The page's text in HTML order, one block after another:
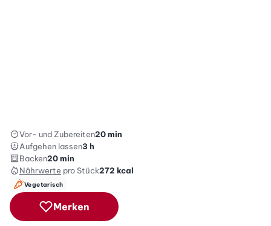
Vor- und Zubereiten20 min
Aufgehen lassen3 h
Backen20 min
Nährwerte pro Stück272 kcal
Vegetarisch
Merken